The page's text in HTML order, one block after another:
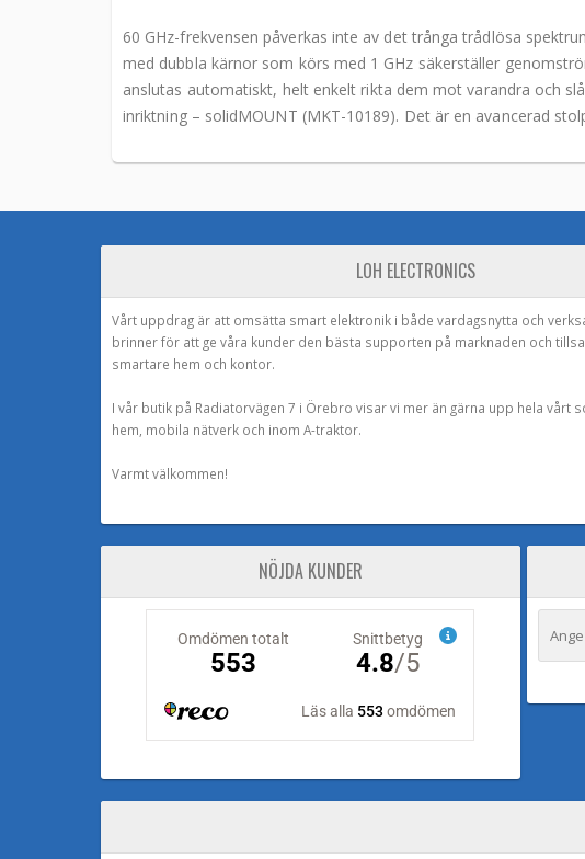
60 GHz-frekvensen påverkas inte av det trånga trådlösa
med dubbla kärnor som körs med 1 GHz säkerställer
anslutas automatiskt, helt enkelt rikta dem mot varandra och
inriktning – solidMOUNT (MKT-10189). Det är en avancerad
LOH ELECTRONICS
Vårt uppdrag är att omsätta smart elektronik i både vardagsnytta och
brinner för att ge våra kunder den bästa supporten på marknaden och
smartare hem och kontor.
I vår butik på Radiatorvägen 7 i Örebro visar vi mer än gärna upp hela vårt
hem, mobila nätverk och inom A-traktor.
Varmt välkommen!
NÖJDA KUNDER